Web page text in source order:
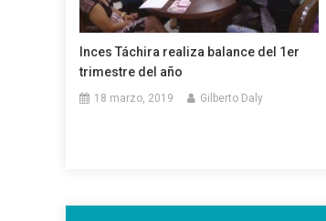
Inces Táchira realiza balance del 1er
trimestre del año
18 marzo, 2019 Gilberto Daly